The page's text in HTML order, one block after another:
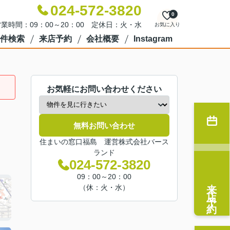
024-572-3820
時間：09：00～20：00 定休日：火・水 お気に入り
0
検索 来店予約 会社概要 Instagram
お気軽にお問い合わせください
無料お問い合わせ
住まいの窓口福島 運営株式会社バース
ランド
024-572-3820
09：00～20：00
（休：火・水）
来店予約